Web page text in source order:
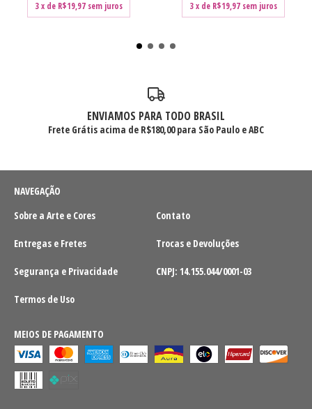
3x de R$19,97 sem juros 3x de R$19,97 sem juros
ENVIAMOS PARA TODO BRASIL
Frete Grátis acima de R$180,00 para São Paulo e ABC
NAVEGAÇÃO
Sobre a Arte e Cores
Contato
Entregas e Fretes Trocas e Devoluções
Segurança e Privacidade CNPJ: 14.155.044/0001-03
Termos de Uso
MEIOS DE PAGAMENTO